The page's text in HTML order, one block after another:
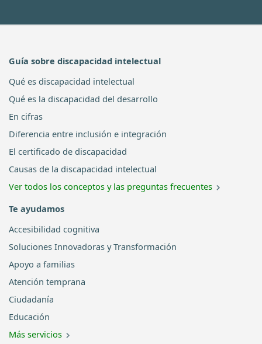
Guía sobre discapacidad intelectual
Qué es discapacidad intelectual
Qué es la discapacidad del desarrollo
En cifras
Diferencia entre inclusión e integración
El certificado de discapacidad
Causas de la discapacidad intelectual
Ver todos los conceptos y las preguntas frecuentes
Te ayudamos
Accesibilidad cognitiva
Soluciones Innovadoras y Transformación
Apoyo a familias
Atención temprana
Ciudadanía
Educación
Más servicios